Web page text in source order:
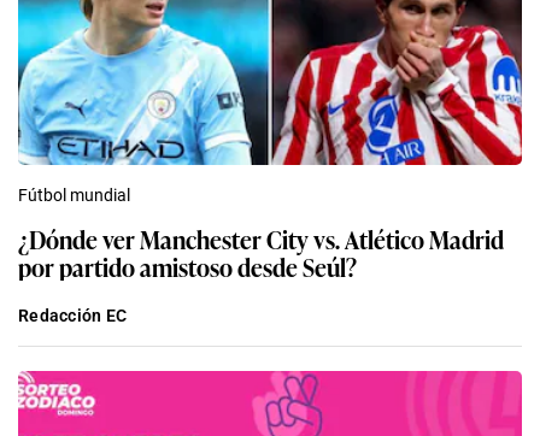
Fútbol mundial
¿Dónde ver Manchester City vs. Atlético Madrid
por partido amistoso desde Seúl?
Redacción EC